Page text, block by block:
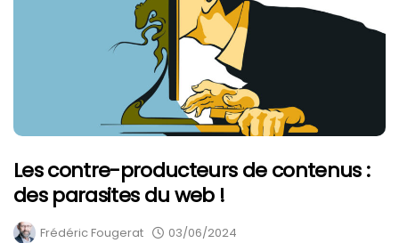
Les contre-producteurs de contenus :
des parasites du web !
Frédéric Fougerat 03/06/2024